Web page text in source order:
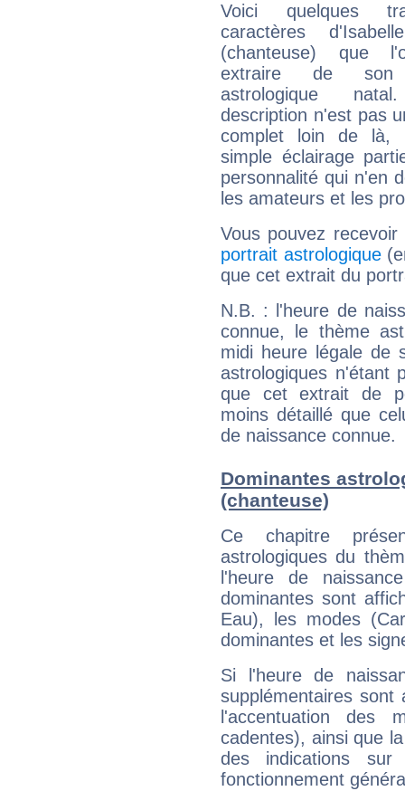
Voici quelques
caractères
(chanteuse) que
extraire de son
astrologique
description n'est pas
complet loin de là,
simple éclairage
personnalité qui n'en
les amateurs et les
Vous pouvez
portrait astrologique
que cet extrait du
N.B. : l'heure de
connue, le thème
midi heure légale de
astrologiques n'étant
que cet extrait de
moins détaillé que
de naissance connue.
Dominantes
(chanteuse)
Ce chapitre
astrologiques du
l'heure de
dominantes sont
Eau), les modes
dominantes et les
Si l'heure de
supplémentaires sont
l'accentuation des
cadentes), ainsi que
des indications sur
fonctionnement